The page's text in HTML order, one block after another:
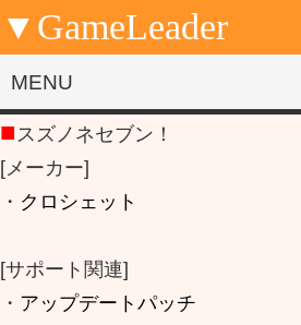
▼GameLeader
MENU
■スズノネセブン！
[メーカー]
・ クロシェット
[サポート関連]
・ アップデートパッチ